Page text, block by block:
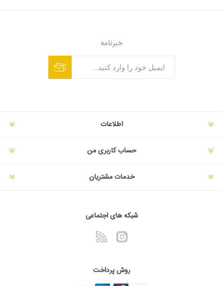
خبرنامه
اطلاعات
حساب کاربری من
خدمات مشتریان
شبکه های اجتماعی
روش پرداخت